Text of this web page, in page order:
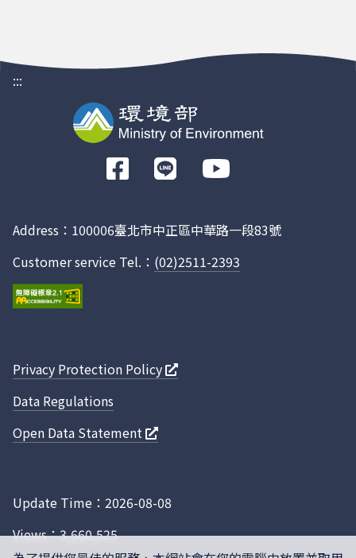
:::
前
往
Address：100006臺北市中正區中華路一段83號
Customer service Tel.： (02)2511-2393
Privacy Protection Policy
Data Regulations
Open Data Statement
Update Time：2026-08-08
Views：3,660,525